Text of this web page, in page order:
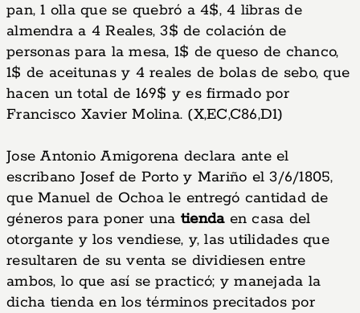
pan, 1 olla que se quebró a 4$, 4 libras de
almendra a 4 Reales, 3$ de colación de
personas para la mesa, 1$ de queso de chanco,
1$ de aceitunas y 4 reales de bolas de sebo, que
hacen un total de 169$ y es firmado por
Francisco Xavier Molina. (X,EC,C86,D1)
Jose Antonio Amigorena declara ante el
escribano Josef de Porto y Mariño el 3/6/1805,
que Manuel de Ochoa le entregó cantidad de
géneros para poner una tiendaen casa del
otorgante y los vendiese, y, las utilidades que
resultaren de su venta se dividiesen entre
ambos, lo que así se practicó; y manejada la
dicha tienda en los términos precitados por